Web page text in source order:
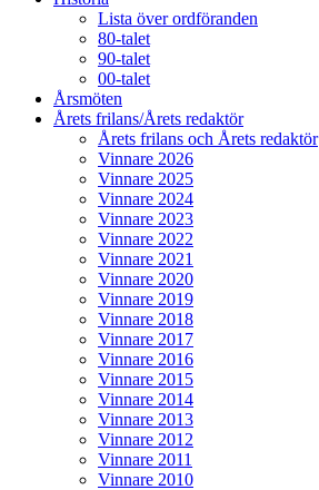
Lista över ordföranden
80-talet
90-talet
00-talet
Årsmöten
Årets frilans/Årets redaktör
Årets frilans och Årets redaktör
Vinnare 2026
Vinnare 2025
Vinnare 2024
Vinnare 2023
Vinnare 2022
Vinnare 2021
Vinnare 2020
Vinnare 2019
Vinnare 2018
Vinnare 2017
Vinnare 2016
Vinnare 2015
Vinnare 2014
Vinnare 2013
Vinnare 2012
Vinnare 2011
Vinnare 2010